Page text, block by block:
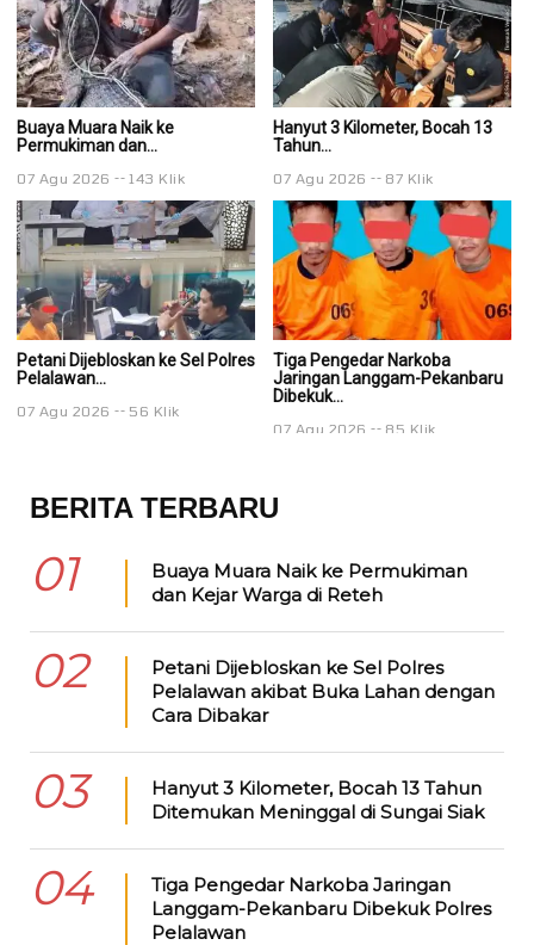
Buaya Muara Naik ke
Permukiman dan...
07 Agu 2026 143 Klik
Hanyut 3 Kilometer, Bocah 13
Tahun...
07 Agu 2026 87 Klik
Petani Dijebloskan ke Sel Polres
Pelalawan...
07 Agu 2026 56 Klik
Tiga Pengedar Narkoba
Jaringan Langgam-Pekanbaru
Dibekuk...
07 Agu 2026 85 Klik
BERITA TERBARU
01
Buaya Muara Naik ke Permukiman
dan Kejar Warga di Reteh
02
Petani Dijebloskan ke Sel Polres
Pelalawan akibat Buka Lahan dengan
Cara Dibakar
03
Hanyut 3 Kilometer, Bocah 13 Tahun
Ditemukan Meninggal di Sungai Siak
04
Tiga Pengedar Narkoba Jaringan
Langgam-Pekanbaru Dibekuk Polres
Pelalawan